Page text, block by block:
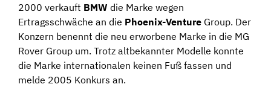
2000 verkauft BMW die Marke wegen
Ertragsschwäche an die Phoenix-Venture Group. Der
Konzern benennt die neu erworbene Marke in die MG
Rover Group um. Trotz altbekannter Modelle konnte
die Marke internationalen keinen Fuß fassen und
melde 2005 Konkurs an.